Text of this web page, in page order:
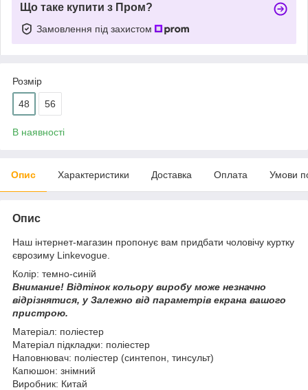
Що таке купити з Пром?
Замовлення під захистом
Розмір
48 56
В наявності
Опис Характеристики Доставка Оплата Умови
Опис
Наш інтернет-магазин пропонує вам придбати чоловічу куртку
єврозиму Linkevogue.
Колір: темно-синій
Внимание! Відтінок кольору виробу може незначно
відрізнятися, у Залежно від параметрів екрана вашого
пристрою.
Матеріал: поліестер
Матеріал підкладки: поліестер
Наповнювач: поліестер (синтепон, тинсульт)
Капюшон: знімний
Виробник: Китай